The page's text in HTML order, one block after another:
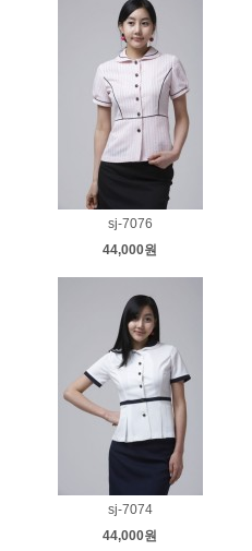
sj-7076
44,000원
sj-7074
44,000원